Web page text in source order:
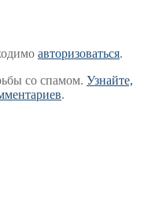
авторизоваться.
со спамом. Узнайте,
.